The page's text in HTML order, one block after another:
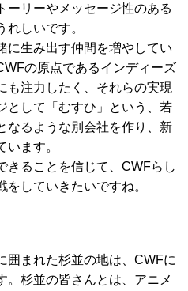
ーリーやメッセージ性のある
しいです。
に生み出す仲間を増やしてい
の原点であるインディーズ
も注力したく、それらの実現
として「むすひ」という、若
なるような別会社を作り、新
います。
きることを信じて、CWFらし
していきたいですね。
囲まれた杉並の地は、CWFに
。杉並の皆さんとは、アニメ